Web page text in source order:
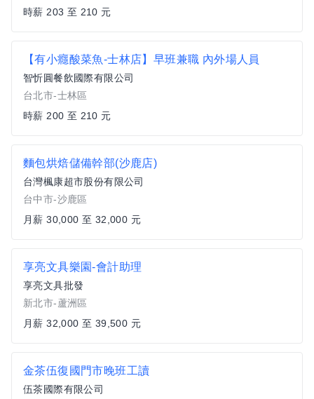
時薪 203 至 210 元
【有小癮酸菜魚-士林店】早班兼職 內外場人員
智忻圓餐飲國際有限公司
台北市-士林區
時薪 200 至 210 元
麵包烘焙儲備幹部(沙鹿店)
台灣楓康超市股份有限公司
台中市-沙鹿區
月薪 30,000 至 32,000 元
享亮文具樂園-會計助理
享亮文具批發
新北市-蘆洲區
月薪 32,000 至 39,500 元
金茶伍復國門市晚班工讀
伍茶國際有限公司